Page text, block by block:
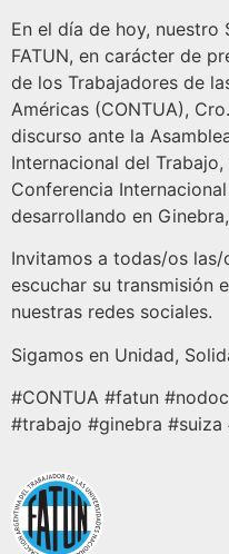
En el día de hoy, nuestro
FATUN, en carácter de
de los Trabajadores de
Américas (CONTUA),
discurso ante la
Internacional del
Conferencia
desarrollando en
Invitamos a todas/os
escuchar su transmisión
nuestras redes sociales.
Sigamos en Unidad,
#CONTUA #fatun
#trabajo #ginebra